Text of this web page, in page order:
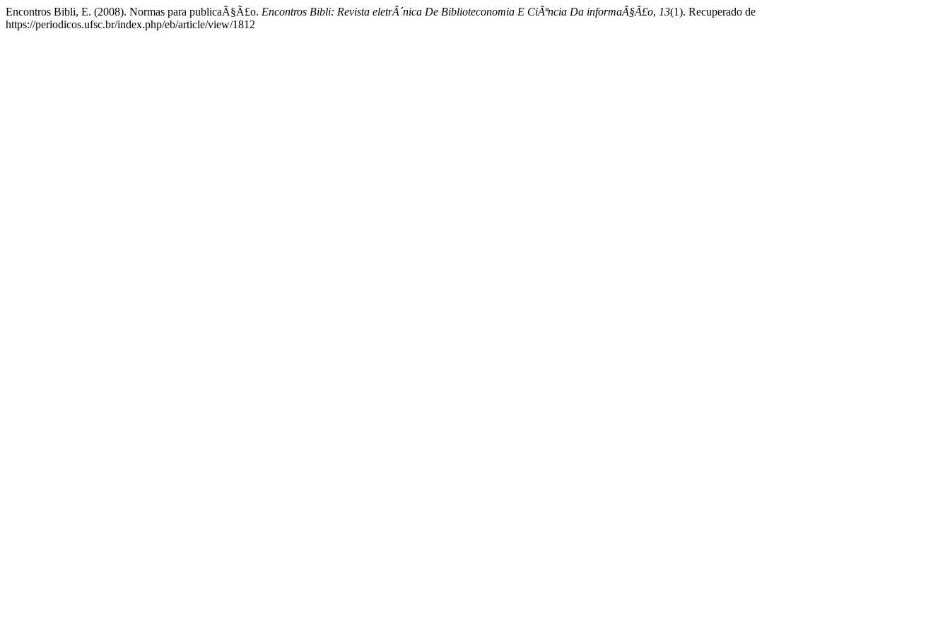
Encontros Bibli, E. (2008). Normas para publicaÃ§Ã£o. Encontros Bibli: Revista eletrÃ´nica De Biblioteconomia E CiÃªncia Da informaÃ§Ã£o, 13(1). Recuperado de
https://periodicos.ufsc.br/index.php/eb/article/view/1812